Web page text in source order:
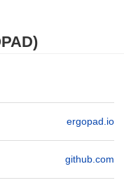
ergopad.io
github.com